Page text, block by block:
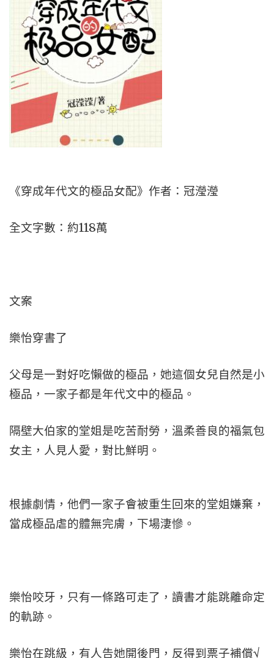
《穿成年代文的極品女配》作者：冠瀅瀅
全文字數：約118萬
文案
樂怡穿書了
父母是一對好吃懶做的極品，她這個女兒自然是小
極品，一家子都是年代文中的極品。
隔壁大伯家的堂姐是吃苦耐勞，溫柔善良的福氣包
女主，人見人愛，對比鮮明。
根據劇情，他們一家子會被重生回來的堂姐嫌棄，
當成極品虐的體無完膚，下場淒慘。
樂怡咬牙，只有一條路可走了，讀書才能跳離命定
的軌跡。
樂怡在跳級，有人告她開後門，反得到票子補償√